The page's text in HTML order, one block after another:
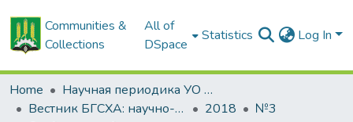
Communities &
Collections
All of
DSpace
Statistics Log In
Home
Научная периодика УО БГСХА
Вестник БГСХА: научно-методический журнал Белорусской государственной сельскохозяйственной академии
2018
№3